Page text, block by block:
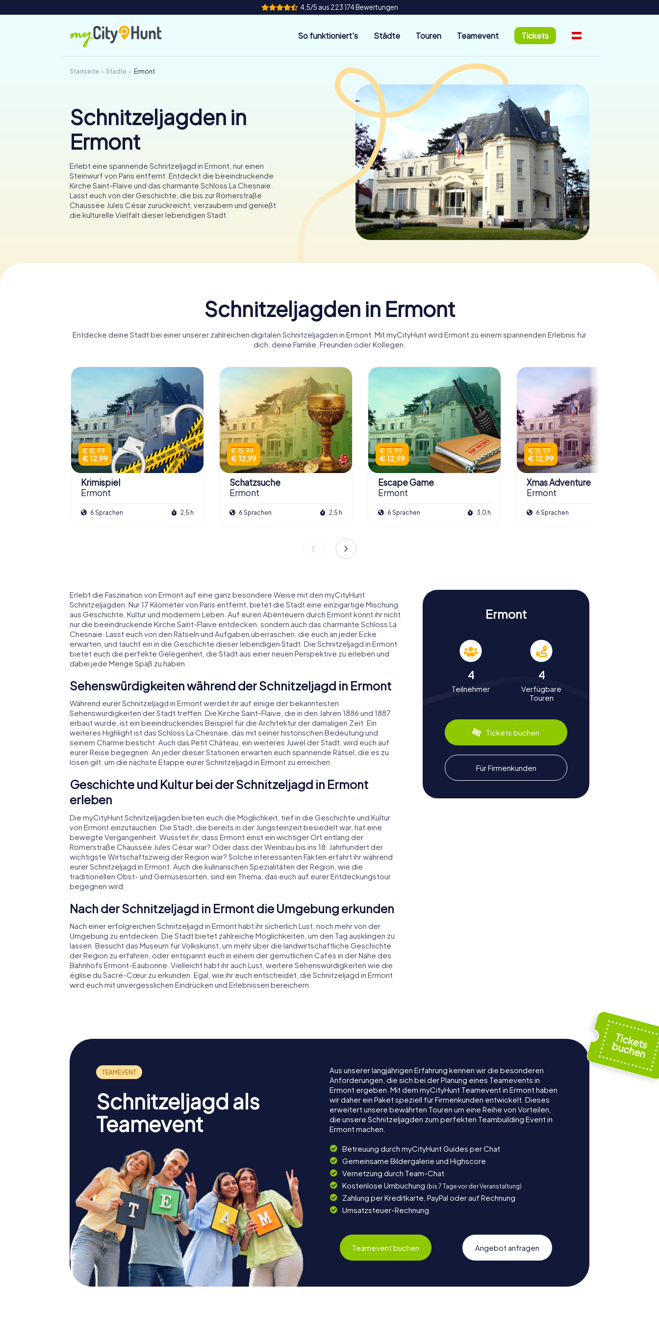
4,5/5 aus 223.174 Bewertungen
So funktioniert's Städte Touren Teamevent Tickets
Startseite Städte Ermont
Schnitzeljagden in
Ermont
Erlebt eine spannende Schnitzeljagd in Ermont, nur einen
Steinwurf von Paris entfernt. Entdeckt die beeindruckende
Kirche Saint-Flaive und das charmante Schloss La Chesnaie.
Lasst euch von der Geschichte, die bis zur Römerstraße
Chaussée Jules César zurückreicht, verzaubern und genießt
die kulturelle Vielfalt dieser lebendigen Stadt.
Schnitzeljagden in Ermont
Entdecke deine Stadt bei einer unserer zahlreichen digitalen Schnitzeljagden in Ermont. Mit myCityHunt wird Ermont zu einem spannenden Erlebnis für
dich, deine Familie, Freunden oder Kollegen.
€ 15,99
€ 12,99
Krimispiel
Ermont
6 Sprachen 2,5 h
€ 15,99
€ 12,99
Schatzsuche
Ermont
6 Sprachen 2,5 h
€ 15,99
€ 12,99
Escape Game
Ermont
6 Sprachen 3,0 h
€ 15,99
€ 12,99
Xmas Adventure
Ermont
6 Sprachen
Erlebt die Faszination von Ermont auf eine ganz besondere Weise mit den myCityHunt
Schnitzeljagden. Nur 17 Kilometer von Paris entfernt, bietet die Stadt eine einzigartige Mischung
aus Geschichte, Kultur und modernem Leben. Auf euren Abenteuern durch Ermont könnt ihr nicht
nur die beeindruckende Kirche Saint-Flaive entdecken, sondern auch das charmante Schloss La
Chesnaie. Lasst euch von den Rätseln und Aufgaben überraschen, die euch an jeder Ecke
erwarten, und taucht ein in die Geschichte dieser lebendigen Stadt. Die Schnitzeljagd in Ermont
bietet euch die perfekte Gelegenheit, die Stadt aus einer neuen Perspektive zu erleben und
dabei jede Menge Spaß zu haben.
Sehenswürdigkeiten während der Schnitzeljagd in Ermont
Während eurer Schnitzeljagd in Ermont werdet ihr auf einige der bekanntesten
Sehenswürdigkeiten der Stadt treffen. Die Kirche Saint-Flaive, die in den Jahren 1886 und 1887
erbaut wurde, ist ein beeindruckendes Beispiel für die Architektur der damaligen Zeit. Ein
weiteres Highlight ist das Schloss La Chesnaie, das mit seiner historischen Bedeutung und
seinem Charme besticht. Auch das Petit Château, ein weiteres Juwel der Stadt, wird euch auf
eurer Reise begegnen. An jeder dieser Stationen erwarten euch spannende Rätsel, die es zu
lösen gilt, um die nächste Etappe eurer Schnitzeljagd in Ermont zu erreichen.
Geschichte und Kultur bei der Schnitzeljagd in Ermont
erleben
Die myCityHunt Schnitzeljagden bieten euch die Möglichkeit, tief in die Geschichte und Kultur
von Ermont einzutauchen. Die Stadt, die bereits in der Jungsteinzeit besiedelt war, hat eine
bewegte Vergangenheit. Wusstet ihr, dass Ermont einst ein wichtiger Ort entlang der
Römerstraße Chaussée Jules César war? Oder dass der Weinbau bis ins 18. Jahrhundert der
wichtigste Wirtschaftszweig der Region war? Solche interessanten Fakten erfahrt ihr während
eurer Schnitzeljagd in Ermont. Auch die kulinarischen Spezialitäten der Region, wie die
traditionellen Obst- und Gemüsesorten, sind ein Thema, das euch auf eurer Entdeckungstour
begegnen wird.
Nach der Schnitzeljagd in Ermont die Umgebung erkunden
Nach einer erfolgreichen Schnitzeljagd in Ermont habt ihr sicherlich Lust, noch mehr von der
Umgebung zu entdecken. Die Stadt bietet zahlreiche Möglichkeiten, um den Tag ausklingen zu
lassen. Besucht das Museum für Volkskunst, um mehr über die landwirtschaftliche Geschichte
der Region zu erfahren, oder entspannt euch in einem der gemütlichen Cafés in der Nähe des
Bahnhofs Ermont-Eaubonne. Vielleicht habt ihr auch Lust, weitere Sehenswürdigkeiten wie die
église du Sacré-Cœur zu erkunden. Egal, wie ihr euch entscheidet, die Schnitzeljagd in Ermont
wird euch mit unvergesslichen Eindrücken und Erlebnissen bereichern.
Ermont
4
Teilnehmer
4
Verfügbare
Touren
Tickets buchen
Für Firmenkunden
Schnitzeljagd als
Teamevent
Aus unserer langjährigen Erfahrung kennen wir die besonderen
Anforderungen, die sich bei der Planung eines Teamevents in
Ermont ergeben. Mit dem myCityHunt Teamevent in Ermont haben
wir daher ein Paket speziell für Firmenkunden entwickelt. Dieses
erweitert unsere bewährten Touren um eine Reihe von Vorteilen,
die unsere Schnitzeljagden zum perfekten Teambuilding Event in
Ermont machen.
Betreuung durch myCityHunt Guides per Chat
Gemeinsame Bildergalerie und Highscore
Vernetzung durch Team-Chat
Kostenlose Umbuchung (bis 7 Tage vor der Veranstaltung)
Zahlung per Kreditkarte, PayPal oder auf Rechnung
Umsatzsteuer-Rechnung
Teamevent buchen Angebot anfragen